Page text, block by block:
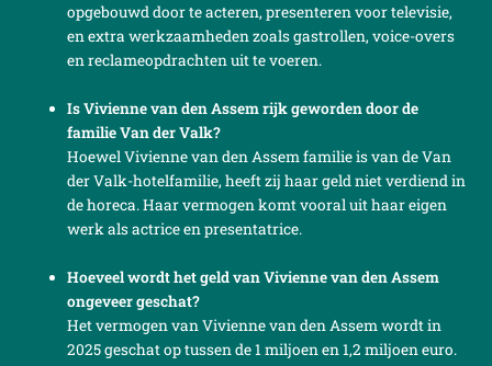
opgebouwd door te acteren, presenteren voor televisie,
en extra werkzaamheden zoals gastrollen, voice-overs
en reclameopdrachten uit te voeren.
Is Vivienne van den Assem rijk geworden door de
familie Van der Valk?
Hoewel Vivienne van den Assem familie is van de Van
der Valk-hotelfamilie, heeft zij haar geld niet verdiend in
de horeca. Haar vermogen komt vooral uit haar eigen
werk als actrice en presentatrice.
Hoeveel wordt het geld van Vivienne van den Assem
ongeveer geschat?
Het vermogen van Vivienne van den Assem wordt in
2025 geschat op tussen de 1 miljoen en 1,2 miljoen euro.